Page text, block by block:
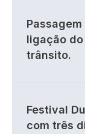
ligação do
trânsito.
Festival
com três